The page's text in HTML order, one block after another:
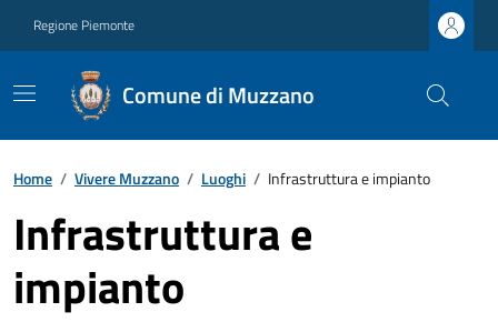
Regione Piemonte
Comune di Muzzano
Home / Vivere Muzzano / Luoghi / Infrastruttura e impianto
Infrastruttura e
impianto